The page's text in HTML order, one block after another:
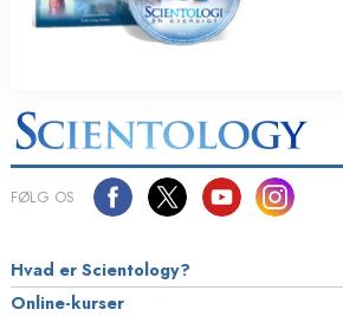
FØLG OS
Hvad er Scientology?
Online-kurser